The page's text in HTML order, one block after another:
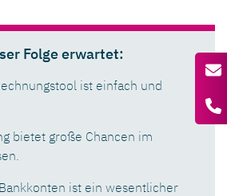
Folge erwartet:
ist einfach und
bietet große Chancen im
ist ein wesentlicher